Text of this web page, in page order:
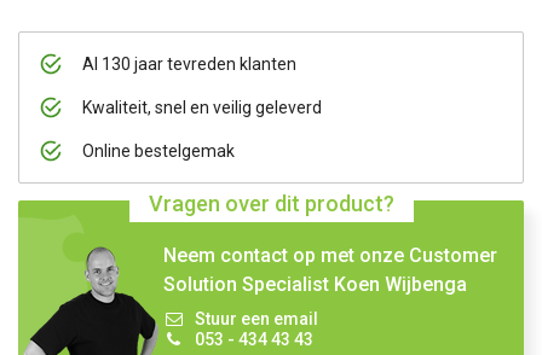
Al 130 jaar tevreden klanten
Kwaliteit, snel en veilig geleverd
Online bestelgemak
Vragen over dit product?
Neem contact op met onze Customer
Solution Specialist Koen Wijbenga
Stuur een email
053 - 434 43 43